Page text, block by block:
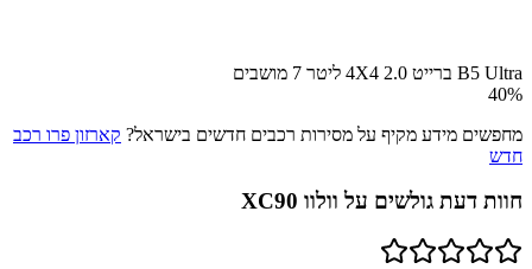
B5 Ultra ברייט 4X4 2.0 ליטר 7 מושבים
40%
מחפשים מידע מקיף על מסירות רכבים חדשים בישראל? קארזון פרו רכב
חדש
חוות דעת גולשים על וולוו XC90